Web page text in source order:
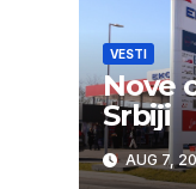
VESTI
Nove
Srbiji
AUG 7,